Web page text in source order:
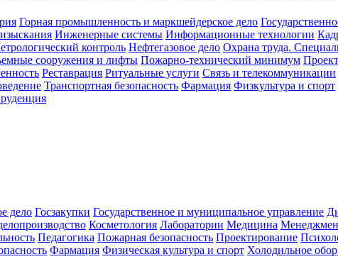
Горная промышленность и маркшейдерское дело
Инженерные системы Информационные технологии
контроль Нефтегазовое дело Охрана труда.
сооружения и лифты Пожарно-технический минимум
Реставрация Ритуальные услуги Связь и телекоммуникации
Транспортная безопасность Фармация Физкультура и спорт
дело Госзакупки Государственное и муниципальное управление
Косметология Лаборатории Медицина
Педагогика Пожарная безопасность Проектирование
Фармация Физическая культура и спорт Холодильное